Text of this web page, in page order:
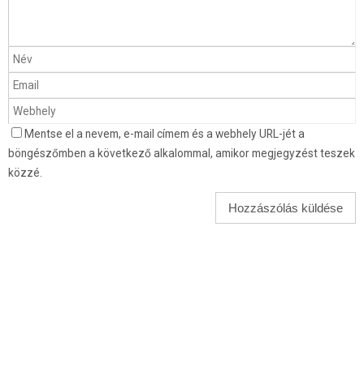
Mentse el a nevem, e-mail címem és a webhely URL-jét a
böngészőmben a következő alkalommal, amikor megjegyzést teszek
közzé.